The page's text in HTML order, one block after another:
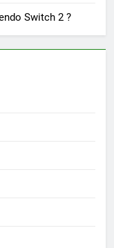
Switch 2 ?